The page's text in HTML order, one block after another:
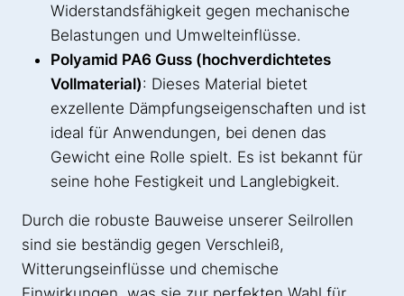
Widerstandsfähigkeit gegen mechanische
Belastungen und Umwelteinflüsse.
Polyamid PA6 Guss (hochverdichtetes
Vollmaterial): Dieses Material bietet
exzellente Dämpfungseigenschaften und ist
ideal für Anwendungen, bei denen das
Gewicht eine Rolle spielt. Es ist bekannt für
seine hohe Festigkeit und Langlebigkeit.
Durch die robuste Bauweise unserer Seilrollen
sind sie beständig gegen Verschleiß,
Witterungseinflüsse und chemische